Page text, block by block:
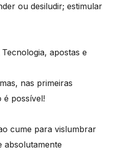
ou desiludir; estimular
apostas e
nas primeiras
é possível!
cume para vislumbrar
absolutamente